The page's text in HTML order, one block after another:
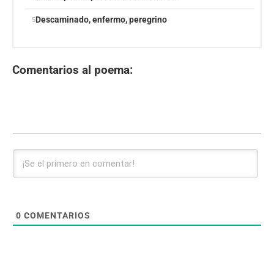
Descaminado, enfermo, peregrino
Comentarios al poema:
0 COMENTARIOS